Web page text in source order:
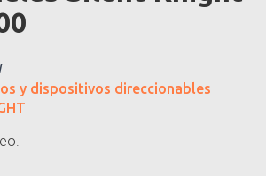
y dispositivos direccionables